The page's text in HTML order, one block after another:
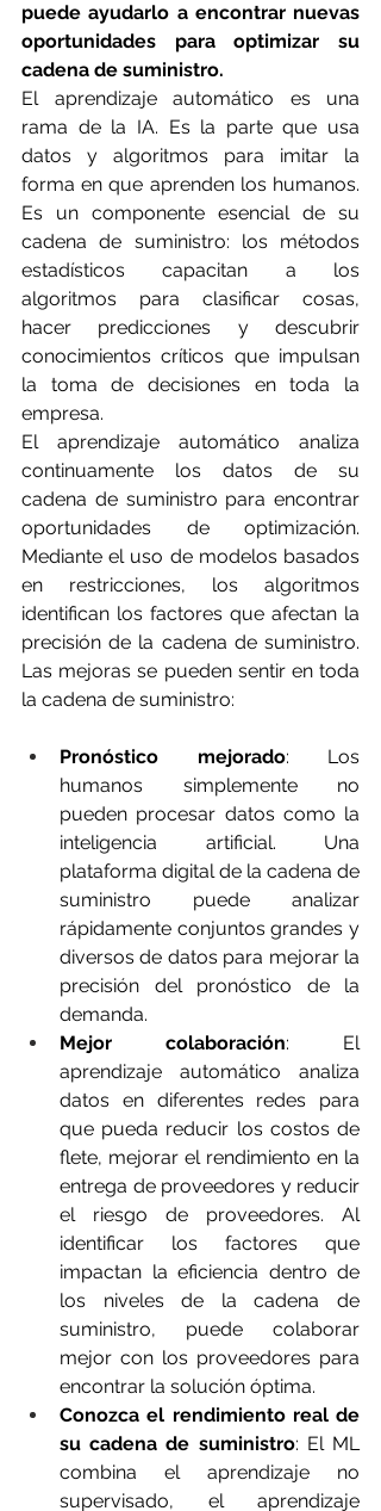
puede ayudarlo a encontrar nuevas
oportunidades para optimizar su
cadena de suministro.
El aprendizaje automático es una
rama de la IA. Es la parte que usa
datos y algoritmos para imitar la
forma en que aprenden los humanos.
Es un componente esencial de su
cadena de suministro: los métodos
estadísticos capacitan a los
algoritmos para clasificar cosas,
hacer predicciones y descubrir
conocimientos críticos que impulsan
la toma de decisiones en toda la
empresa.
El aprendizaje automático analiza
continuamente los datos de su
cadena de suministro para encontrar
oportunidades de optimización.
Mediante el uso de modelos basados
en restricciones, los algoritmos
identifican los factores que afectan la
precisión de la cadena de suministro.
Las mejoras se pueden sentir en toda
la cadena de suministro:
Pronóstico mejorado: Los
humanos simplemente no
pueden procesar datos como la
inteligencia artificial. Una
plataforma digital de la cadena de
suministro puede analizar
rápidamente conjuntos grandes y
diversos de datos para mejorar la
precisión del pronóstico de la
demanda.
Mejor colaboración: El
aprendizaje automático analiza
datos en diferentes redes para
que pueda reducir los costos de
flete, mejorar el rendimiento en la
entrega de proveedores y reducir
el riesgo de proveedores. Al
identificar los factores que
impactan la eficiencia dentro de
los niveles de la cadena de
suministro, puede colaborar
mejor con los proveedores para
encontrar la solución óptima.
Conozca el rendimiento real de
su cadena de suministro: El ML
combina el aprendizaje no
supervisado, el aprendizaje